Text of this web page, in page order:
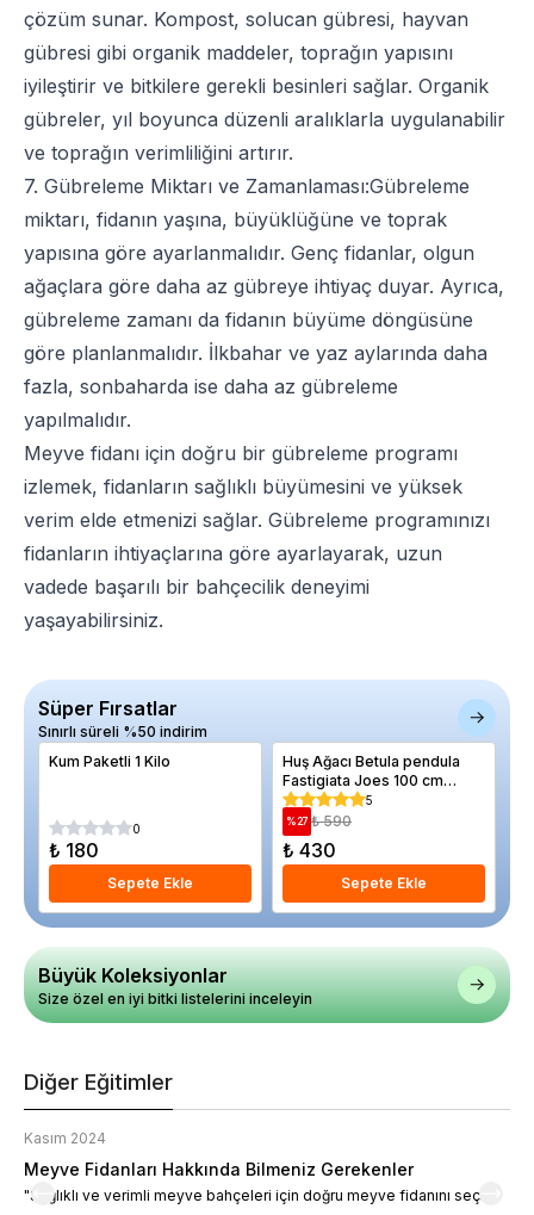
çözüm sunar. Kompost, solucan gübresi, hayvan
gübresi gibi organik maddeler, toprağın yapısını
iyileştirir ve bitkilere gerekli besinleri sağlar. Organik
gübreler, yıl boyunca düzenli aralıklarla uygulanabilir
ve toprağın verimliliğini artırır.
7. Gübreleme Miktarı ve Zamanlaması:Gübreleme
miktarı, fidanın yaşına, büyüklüğüne ve toprak
yapısına göre ayarlanmalıdır. Genç fidanlar, olgun
ağaçlara göre daha az gübreye ihtiyaç duyar. Ayrıca,
gübreleme zamanı da fidanın büyüme döngüsüne
göre planlanmalıdır. İlkbahar ve yaz aylarında daha
fazla, sonbaharda ise daha az gübreleme
yapılmalıdır.
Meyve fidanı için doğru bir gübreleme programı
izlemek, fidanların sağlıklı büyümesini ve yüksek
verim elde etmenizi sağlar. Gübreleme programınızı
fidanların ihtiyaçlarına göre ayarlayarak, uzun
vadede başarılı bir bahçecilik deneyimi
yaşayabilirsiniz.
Süper Fırsatlar
Sınırlı süreli %50 indirim
Kum Paketli 1 Kilo
0
₺ 180
Sepete Ekle
Huş Ağacı Betula pendula
Fastigiata Joes 100 cm
Saksıda
5
%27 ₺ 590
₺ 430
Sepete Ekle
Büyük Koleksiyonlar
Size özel en iyi bitki listelerini inceleyin
Diğer Eğitimler
Kasım 2024
Meyve Fidanları Hakkında Bilmeniz Gerekenler
"Sağlıklı ve verimli meyve bahçeleri için doğru meyve fidanını seçin."